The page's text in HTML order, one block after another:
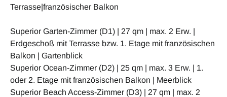
Terrasse|französischer Balkon
Superior Garten-Zimmer (D1) | 27 qm | max. 2 Erw. |
Erdgeschoß mit Terrasse bzw. 1. Etage mit französischen
Balkon | Gartenblick
Superior Ocean-Zimmer (D2) | 25 qm | max. 3 Erw. | 1.
oder 2. Etage mit französischen Balkon | Meerblick
Superior Beach Access-Zimmer (D3) | 27 qm | max. 2